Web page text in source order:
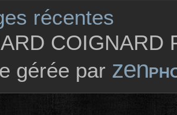
récentes
COIGNARD
gérée par zen